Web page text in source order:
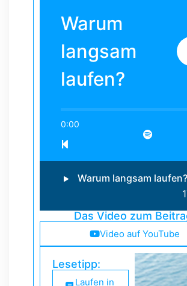
Warum
langsam
laufen?
0:00
Warum langsam laufen?
Das Video zum
Video auf YouTube
Lesetipp:
Laufen in